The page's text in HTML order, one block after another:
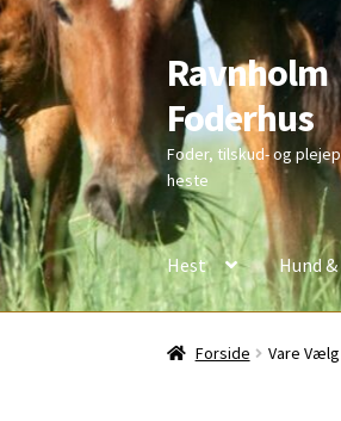
Spring
til
navigation
Spring
til
indhold
Ravnholm
Foderhus
Foder, tilskud- og
heste
Hest Hund
Forside Vare